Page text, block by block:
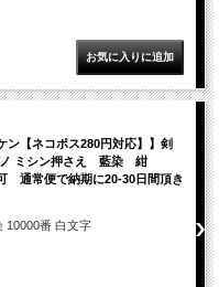
ン【ネコポス280円対応】】剣
ノ ミシン押さえ 藍染 紺
通常便で納期に20-30日間頂き
10000番 白文字